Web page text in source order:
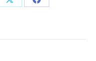
Share
Share